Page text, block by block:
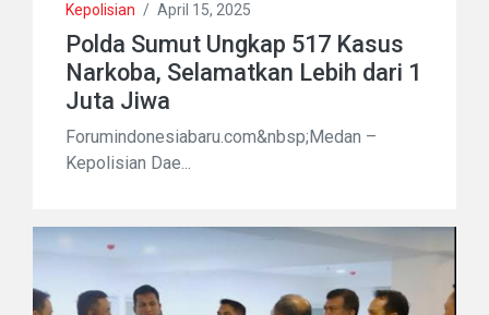
Kepolisian / April 15, 2025
Polda Sumut Ungkap 517 Kasus
Narkoba, Selamatkan Lebih dari 1
Juta Jiwa
Forumindonesiabaru.com&nbsp;Medan –
Kepolisian Dae...